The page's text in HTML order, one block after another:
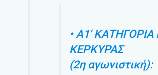
• Α1′ ΚΑΤΗΓΟΡΙΑ
ΚΕΡΚΥΡΑΣ
(2η αγωνιστική):